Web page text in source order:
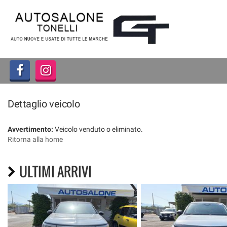
HOME
LISTA VEICOLI
ACQUISTIAMO USATO
ASSISTENZA
CONTATTI
Dettaglio veicolo
Avvertimento: Veicolo venduto o eliminato.
Ritorna alla home
ULTIMI ARRIVI